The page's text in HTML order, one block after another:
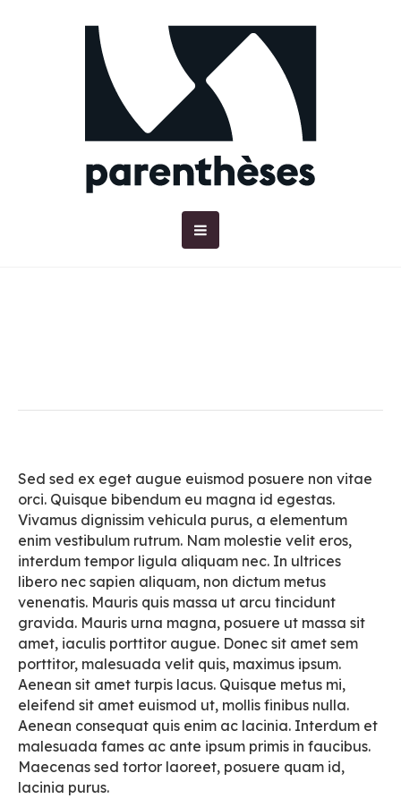
Sed sed ex eget augue euismod posuere non vitae
orci. Quisque bibendum eu magna id egestas.
Vivamus dignissim vehicula purus, a elementum
enim vestibulum rutrum. Nam molestie velit eros,
interdum tempor ligula aliquam nec. In ultrices
libero nec sapien aliquam, non dictum metus
venenatis. Mauris quis massa ut arcu tincidunt
gravida. Mauris urna magna, posuere ut massa sit
amet, iaculis porttitor augue. Donec sit amet sem
porttitor, malesuada velit quis, maximus ipsum.
Aenean sit amet turpis lacus. Quisque metus mi,
eleifend sit amet euismod ut, mollis finibus nulla.
Aenean consequat quis enim ac lacinia. Interdum et
malesuada fames ac ante ipsum primis in faucibus.
Maecenas sed tortor laoreet, posuere quam id,
lacinia purus.